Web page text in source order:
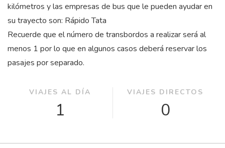
kilómetros y las empresas de bus que le pueden ayudar en
su trayecto son: Rápido Tata
Recuerde que el número de transbordos a realizar será al
menos 1 por lo que en algunos casos deberá reservar los
pasajes por separado.
VIAJES AL DÍA
1
VIAJES DIRECTOS
0